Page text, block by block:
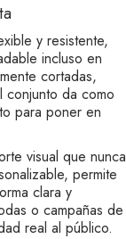
y resistente,
incluso en
cortadas,
conjunto da como
para poner en
visual que nunca
permite
clara y
o campañas de
real al público.